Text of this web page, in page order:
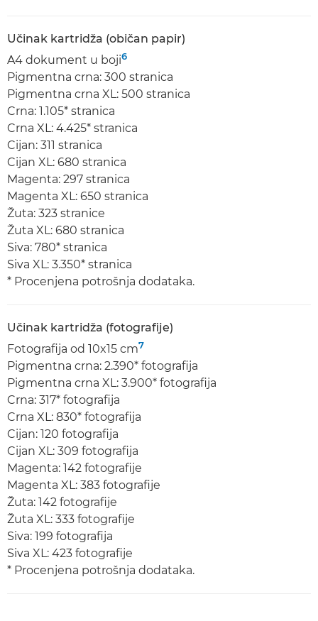
Učinak kartridža (običan papir)
A4 dokument u boji6
Pigmentna crna: 300 stranica
Pigmentna crna XL: 500 stranica
Crna: 1.105* stranica
Crna XL: 4.425* stranica
Cijan: 311 stranica
Cijan XL: 680 stranica
Magenta: 297 stranica
Magenta XL: 650 stranica
Žuta: 323 stranice
Žuta XL: 680 stranica
Siva: 780* stranica
Siva XL: 3.350* stranica
* Procenjena potrošnja dodataka.
Učinak kartridža (fotografije)
Fotografija od 10x15 cm7
Pigmentna crna: 2.390* fotografija
Pigmentna crna XL: 3.900* fotografija
Crna: 317* fotografija
Crna XL: 830* fotografija
Cijan: 120 fotografija
Cijan XL: 309 fotografija
Magenta: 142 fotografije
Magenta XL: 383 fotografije
Žuta: 142 fotografije
Žuta XL: 333 fotografije
Siva: 199 fotografija
Siva XL: 423 fotografije
* Procenjena potrošnja dodataka.